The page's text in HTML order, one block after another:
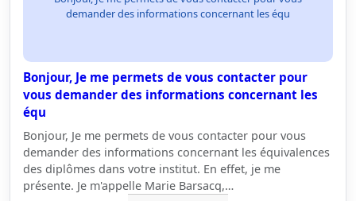
demander des informations concernant les équ
Bonjour, Je me permets de vous contacter pour
vous demander des informations concernant les
équ
Bonjour, Je me permets de vous contacter pour vous
demander des informations concernant les équivalences
des diplômes dans votre institut. En effet, je me
présente. Je m'appelle Marie Barsacq,…